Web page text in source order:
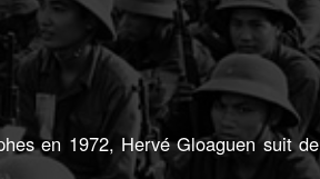
en 1972, Hervé Gloaguen suit de